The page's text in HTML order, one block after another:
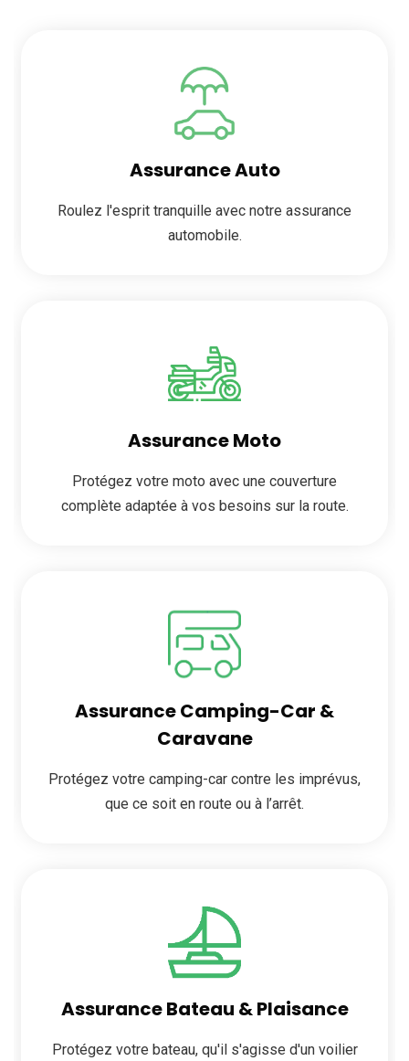
Assurance Auto
Roulez l'esprit tranquille avec notre assurance
automobile.
Assurance Moto
Protégez votre moto avec une couverture
complète adaptée à vos besoins sur la route.
Assurance Camping-Car &
Caravane
Protégez votre camping-car contre les imprévus,
que ce soit en route ou à l’arrêt.
Assurance Bateau & Plaisance
Protégez votre bateau, qu'il s'agisse d'un voilier